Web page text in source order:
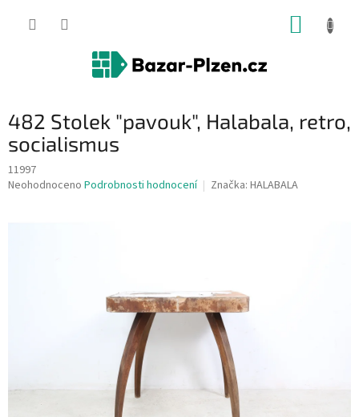
482 Stolek "pavouk", Halabala, retro,
socialismus
11997
Průměrné
Neohodnoceno Podrobnosti hodnocení Značka: HALABALA